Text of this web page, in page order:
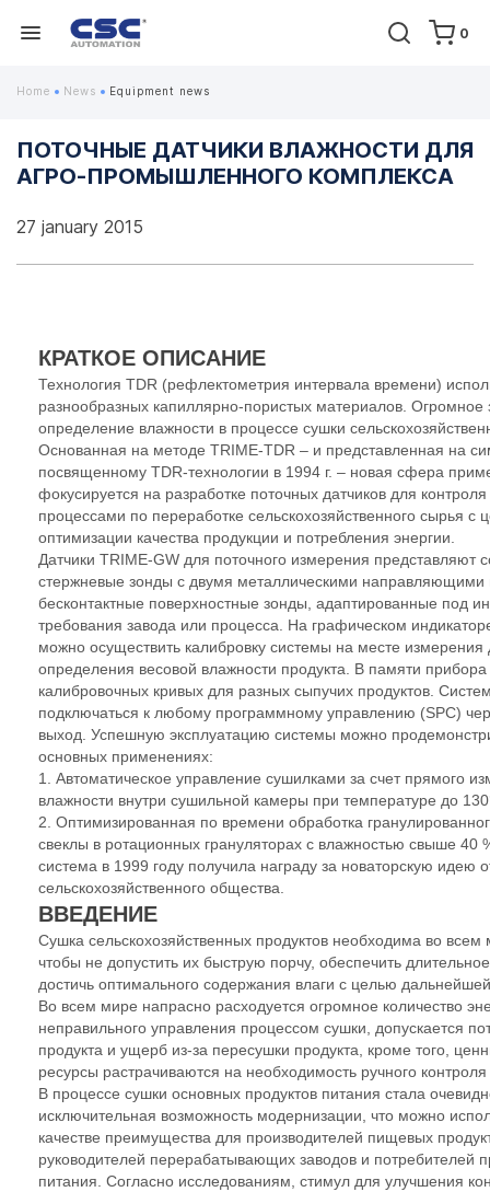
0
Home News Equipment news
ПОТОЧНЫЕ ДАТЧИКИ ВЛАЖНОСТИ ДЛЯ
АГРО-ПРОМЫШЛЕННОГО КОМПЛЕКСА
27 january 2015
КРАТКОЕ ОПИСАНИЕ
Технология TDR (рефлектометрия интервала времени)
разнообразных капиллярно-пористых материалов. Огромное
определение влажности в процессе сушки
Основанная на методе TRIME-TDR – и представленная на
посвященному TDR-технологии в 1994 г. – новая сфера
фокусируется на разработке поточных датчиков для
процессами по переработке сельскохозяйственного сырья с
оптимизации качества продукции и потребления энергии.
Датчики TRIME-GW для поточного измерения представляют
стержневые зонды с двумя металлическими направляющими
бесконтактные поверхностные зонды, адаптированные под
требования завода или процесса. На графическом
можно осуществить калибровку системы на месте измерения
определения весовой влажности продукта. В памяти
калибровочных кривых для разных сыпучих продуктов.
подключаться к любому программному управлению (SPC)
выход. Успешную эксплуатацию системы можно
основных применениях:
1. Автоматическое управление сушилками за счет прямого
влажности внутри сушильной камеры при температуре до
2. Оптимизированная по времени обработка
свеклы в ротационных грануляторах с влажностью свыше 40
система в 1999 году получила награду за новаторскую идею
сельскохозяйственного общества.
ВВЕДЕНИЕ
Сушка сельскохозяйственных продуктов необходима во всем
чтобы не допустить их быструю порчу, обеспечить
достичь оптимального содержания влаги с целью
Во всем мире напрасно расходуется огромное количество
неправильного управления процессом сушки, допускается
продукта и ущерб из-за пересушки продукта, кроме того,
ресурсы растрачиваются на необходимость ручного
В процессе сушки основных продуктов питания стала
исключительная возможность модернизации, что можно
качестве преимущества для производителей пищевых
руководителей перерабатывающих заводов и потребителей
питания. Согласно исследованиям, стимул для улучшения